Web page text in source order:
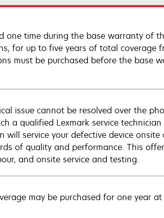
one time during the base warranty of
for up to five years of total coverage
must be purchased before the base
issue cannot be resolved over the
a qualified Lexmark service
will service your defective device onsite
of quality and performance. This
and onsite service and testing.
may be purchased for one year